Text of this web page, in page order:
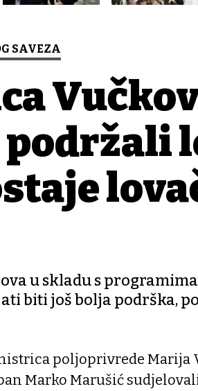
SAVEZA
u skladu s
biti još bolja podrška,
poljoprivrede Marija
Marko Marušić